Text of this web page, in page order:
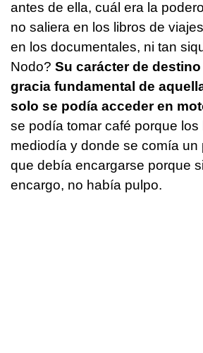
antes de ella, cuál era la
no saliera en los libros de
en los documentales, ni tan
Nodo? Su carácter de
gracia fundamental de
solo se podía acceder en
se podía tomar café porque
mediodía y donde se comía un
que debía encargarse porque
encargo, no había pulpo.